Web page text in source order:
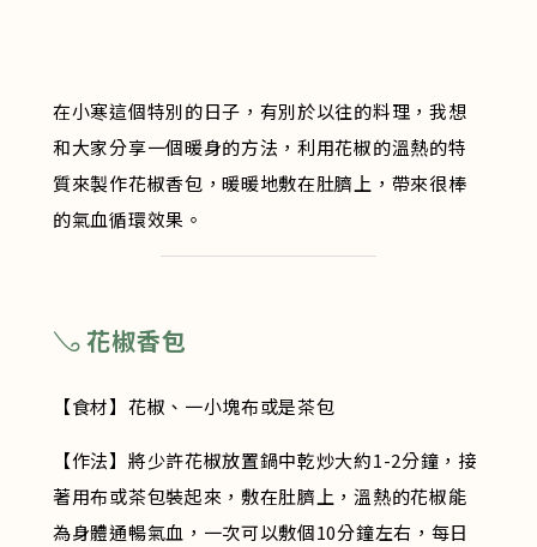
在小寒這個特別的日子，有別於以往的料理，我想
和大家分享一個暖身的方法，利用花椒的溫熱的特
質來製作花椒香包，暖暖地敷在肚臍上，帶來很棒
的氣血循環效果。
𓂅 花椒香包
【食材】花椒、一小塊布或是茶包
【作法】將少許花椒放置鍋中乾炒大約1-2分鐘，接
著用布或茶包裝起來，敷在肚臍上，溫熱的花椒能
為身體通暢氣血，一次可以敷個10分鐘左右，每日